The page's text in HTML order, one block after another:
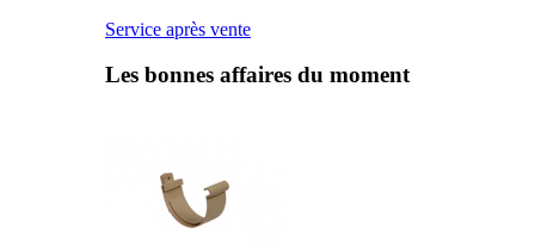
Service après vente
Les bonnes affaires du moment